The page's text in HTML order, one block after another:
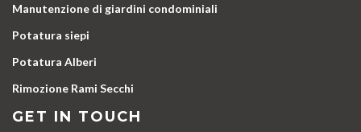
Manutenzione di giardini condominiali
Potatura siepi
Potatura Alberi
Rimozione Rami Secchi
GET IN TOUCH